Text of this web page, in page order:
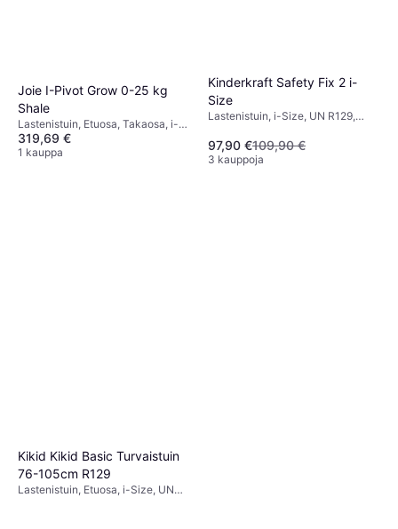
Joie I-Pivot Grow 0-25 kg
Shale
Lastenistuin, Etuosa, Takaosa, i-
Size, Sivutörmäyssuojaus (ASIP),
Pestävä päällinen, Säädettävä
319,69 €
1 kauppa
Kinderkraft Safety Fix 2 i-
Size
Lastenistuin, i-Size, UN R129,
pienennin mukana, Säädettävä
pääntuki, Sivutörmäyssuojaus
97,90 €109,90 €
3 kauppoja
Kikid Kikid Basic Turvaistuin
76-105cm R129
Lastenistuin, Etuosa, i-Size, UN